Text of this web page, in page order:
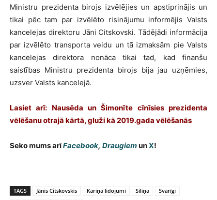
Ministru prezidenta birojs izvēlējies un apstiprinājis un
tikai pēc tam par izvēlēto risinājumu informējis Valsts
kancelejas direktoru Jāni Citskovski. Tādējādi informācija
par izvēlēto transporta veidu un tā izmaksām pie Valsts
kancelejas direktora nonāca tikai tad, kad finanšu
saistības Ministru prezidenta birojs bija jau uzņēmies,
uzsver Valsts kancelejā.
Lasiet arī: Nausēda un Šimonīte cīnīsies prezidenta
vēlēšanu otrajā kārtā, gluži kā 2019.gada vēlēšanās
Seko mums arīFacebook, Draugiem unX!
TAGS Jānis Citskovskis Kariņa lidojumi Siliņa
Svarīgi